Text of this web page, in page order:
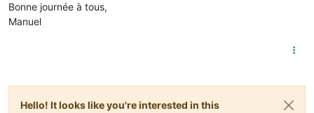
Bonne journée à tous,
Manuel
Hello! It looks like you're interested in this